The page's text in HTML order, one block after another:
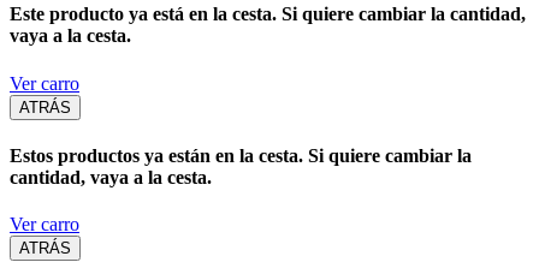
Este producto ya está en la cesta. Si quiere cambiar la cantidad,
vaya a la cesta.
Ver carro
ATRÁS
Estos productos ya están en la cesta. Si quiere cambiar la
cantidad, vaya a la cesta.
Ver carro
ATRÁS